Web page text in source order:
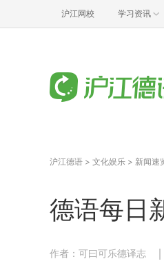
沪江网校 学习资讯
沪江德语 > 文化娱乐 > 新闻速
德语每日
作者：可曰可乐德译志